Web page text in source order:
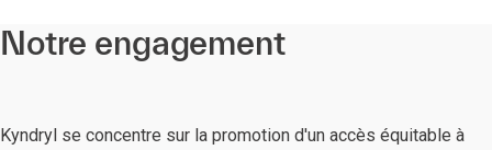
Notre engagement
Kyndryl se concentre sur la promotion d'un accès équitable à